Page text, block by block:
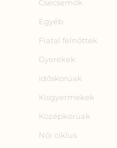
Csecsemők
Egyéb
Fiatal felnőttek
Gyerekek
Időskorúak
Kisgyermekek
Középkorúak
Női ciklus